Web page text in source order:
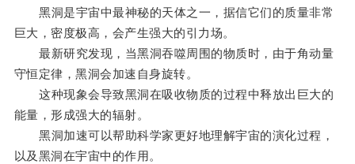
黑洞是宇宙中最神秘的天体之一，据信它们的质量非常
巨大，密度极高，会产生强大的引力场。
最新研究发现，当黑洞吞噬周围的物质时，由于角动量
守恒定律，黑洞会加速自身旋转。
这种现象会导致黑洞在吸收物质的过程中释放出巨大的
能量，形成强大的辐射。
黑洞加速可以帮助科学家更好地理解宇宙的演化过程，
以及黑洞在宇宙中的作用。